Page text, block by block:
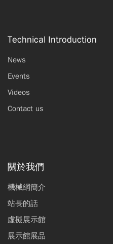
Technical Introduction
News
Events
Videos
Contact us
關於我們
機械網簡介
站長的話
虛擬展示館
展示館展品